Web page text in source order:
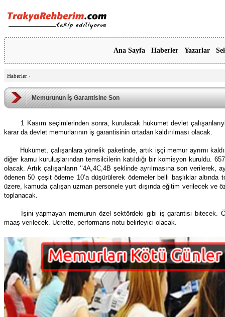
Ana Sayfa Haberler Yazarlar
Haberler ›
Memurunun İş Garantisine Son
1 Kasım seçimlerinden sonra, kurulacak hükümet devlet
karar da devlet memurlarının iş garantisinin ortadan kaldırılması olacak.
Hükümet, çalışanlara yönelik paketinde, artık işçi memur ayrımı
diğer kamu kuruluşlarından temsilcilerin katıldığı bir komisyon kuruldu.
olacak. Artık çalışanların ‘’4A,4C,4B şeklinde ayrılmasına son
ödenen 50 çeşit ödeme 10’a düşürülerek ödemeler belli başlıklar
üzere, kamuda çalışan uzman personele yurt dışında eğitim verilecek
toplanacak.
İşini yapmayan memurun özel sektördeki gibi iş garantisi bitecek.
maaş verilecek. Ücrette, performans notu belirleyici olacak.